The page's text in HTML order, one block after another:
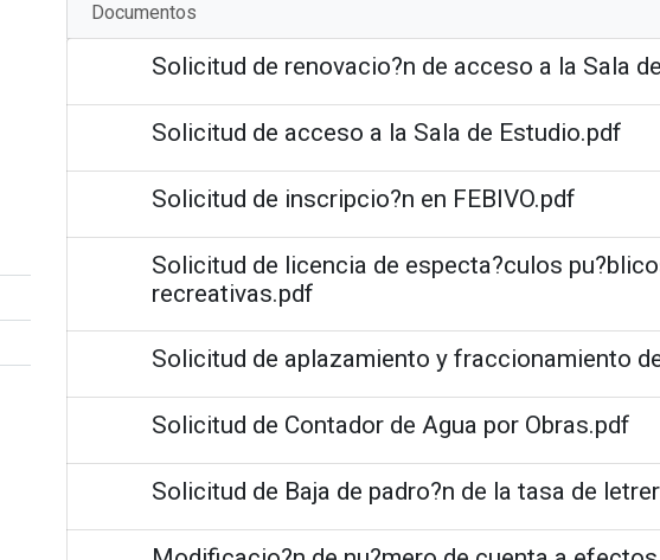
Documentos
Solicitud de renovacio?n de acceso a la Sala
Solicitud de acceso a la Sala de Estudio.pdf
Solicitud de inscripcio?n en FEBIVO.pdf
Solicitud de licencia de especta?culos
recreativas.pdf
Solicitud de aplazamiento y fraccionamiento
Solicitud de Contador de Agua por Obras.pdf
Solicitud de Baja de padro?n de la tasa de